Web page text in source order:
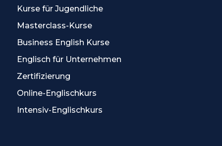
Kurse für Jugendliche
Masterclass-Kurse
Business English Kurse
Englisch für Unternehmen
Zertifizierung
Online-Englischkurs
Intensiv-Englischkurs